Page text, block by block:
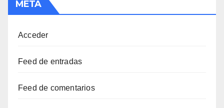
META
Acceder
Feed de entradas
Feed de comentarios